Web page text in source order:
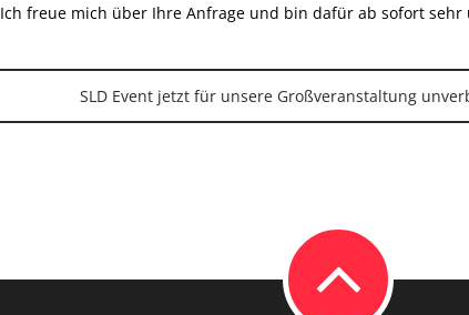
Ich freue mich über Ihre Anfrage und bin dafür ab sofort
SLD Event jetzt für unsere Großveranstaltung